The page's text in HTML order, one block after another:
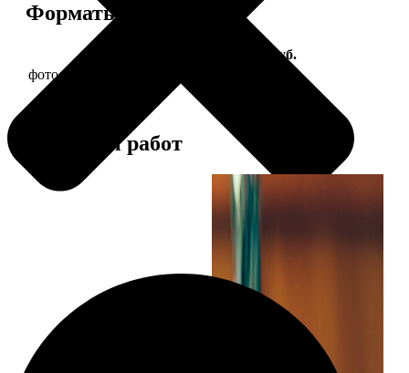
Форматы и цены
Цена, руб.
фото 30х30 в деревянной рамке
Примеры работ